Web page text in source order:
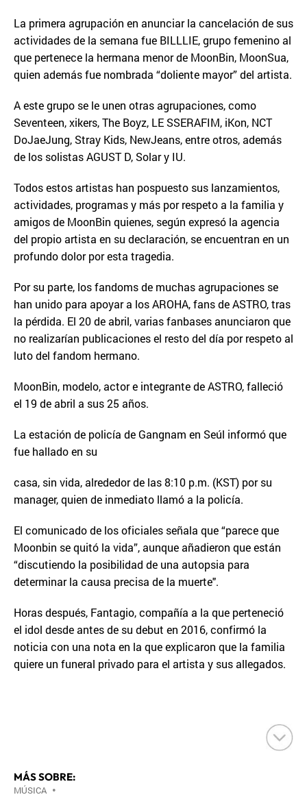
La primera agrupación en anunciar la cancelación de sus
actividades de la semana fue BILLLIE, grupo femenino al
que pertenece la hermana menor de MoonBin, MoonSua,
quien además fue nombrada “doliente mayor” del artista.
A este grupo se le unen otras agrupaciones, como
Seventeen, xikers, The Boyz, LE SSERAFIM, iKon, NCT
DoJaeJung, Stray Kids, NewJeans, entre otros, además
de los solistas AGUST D, Solar y IU.
Todos estos artistas han pospuesto sus lanzamientos,
actividades, programas y más por respeto a la familia y
amigos de MoonBin quienes, según expresó la agencia
del propio artista en su declaración, se encuentran en un
profundo dolor por esta tragedia.
Por su parte, los fandoms de muchas agrupaciones se
han unido para apoyar a los AROHA, fans de ASTRO, tras
la pérdida. El 20 de abril, varias fanbases anunciaron que
no realizarían publicaciones el resto del día por respeto al
luto del fandom hermano.
MoonBin, modelo, actor e integrante de ASTRO, falleció
el 19 de abril a sus 25 años.
La estación de policía de Gangnam en Seúl informó que
fue hallado en su
casa, sin vida, alrededor de las 8:10 p.m. (KST) por su
manager, quien de inmediato llamó a la policía.
El comunicado de los oficiales señala que “parece que
Moonbin se quitó la vida”, aunque añadieron que están
“discutiendo la posibilidad de una autopsia para
determinar la causa precisa de la muerte".
Horas después, Fantagio, compañía a la que perteneció
el idol desde antes de su debut en 2016, confirmó la
noticia con una nota en la que explicaron que la familia
quiere un funeral privado para el artista y sus allegados.
MÁS SOBRE:
MÚSICA •